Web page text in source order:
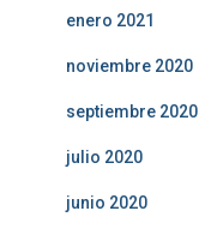
enero 2021
noviembre 2020
septiembre 2020
julio 2020
junio 2020